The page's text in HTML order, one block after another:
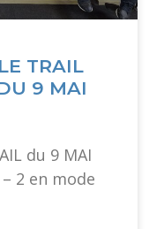
TRAIL
9 MAI
du 9 MAI
2 en mode